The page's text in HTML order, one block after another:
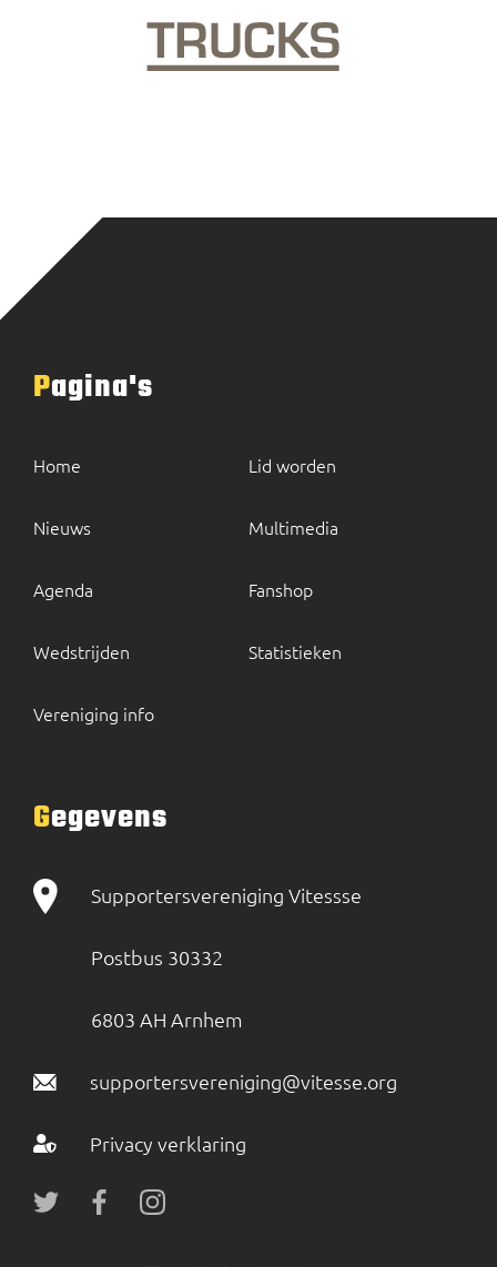
Pagina's
Home
Nieuws
Agenda
Wedstrijden
Vereniging info
Lid worden
Multimedia
Fanshop
Statistieken
Gegevens
Supportersvereniging Vitessse
Postbus 30332
6803 AH Arnhem
supportersvereniging@vitesse.org
Privacy verklaring